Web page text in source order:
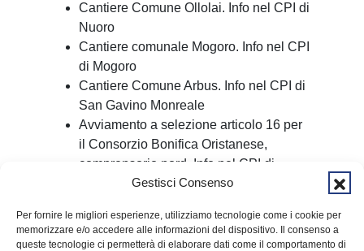
Gestisci Consenso
Per fornire le migliori esperienze, utilizziamo tecnologie come i cookie per
memorizzare e/o accedere alle informazioni del dispositivo. Il consenso a
queste tecnologie ci permetterà di elaborare dati come il comportamento di
Cantiere Comune Ollolai. Info nel CPI di
Nuoro
Cantiere comunale Mogoro. Info nel CPI
di Mogoro
Cantiere Comune Arbus. Info nel CPI di
San Gavino Monreale
Avviamento a selezione articolo 16 per
il Consorzio Bonifica Oristanese,
comprensorio nord. Info nel CPI di
CPI di Oristano
Cantiere Comune Loculi. Info nel CPI di